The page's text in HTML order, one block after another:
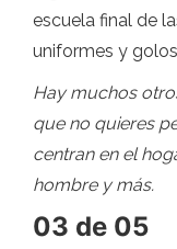
escuela final de
uniformes y
Hay muchos
que no quieres
centran en el
hombre y más.
03 de 05